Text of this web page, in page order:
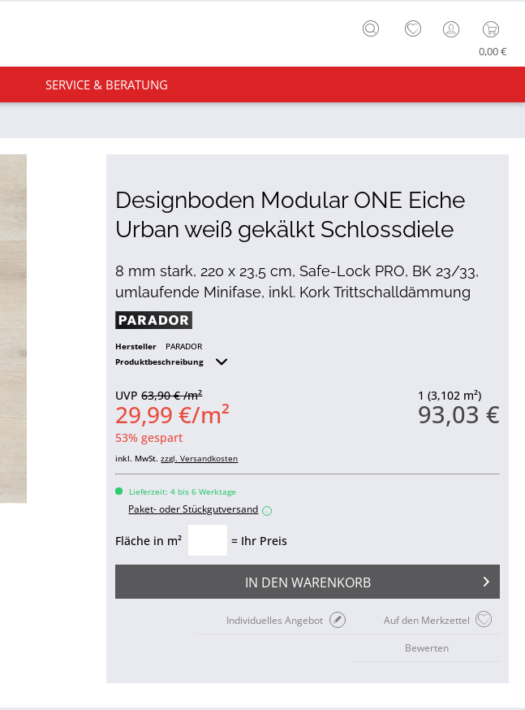
0,00 €
SERVICE & BERATUNG
Designboden Modular ONE Eiche
Urban weiß gekälkt Schlossdiele
8 mm stark, 220 x 23,5 cm, Safe-Lock PRO, BK 23/33,
umlaufende Minifase, inkl. Kork Trittschalldämmung
Hersteller
PARADOR
Produktbeschreibung
1 (3,102 m²)
93,03 €
UVP63,90 € /m²
29,99 €/m²
53% gespart
inkl. MwSt.zzgl. Versandkosten
Lieferzeit: 4 bis 6 Werktage
Paket- oder Stückgutversand i
Fläche in m² = Ihr Preis
IN DEN WARENKORB
Auf den Merkzettel
Individuelles Angebot
Bewerten